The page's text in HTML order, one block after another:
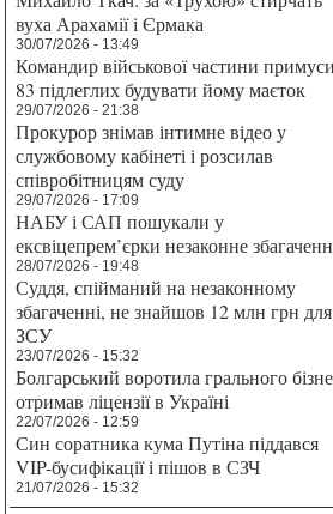
вуха Арахамії і Єрмака
30/07/2026 - 13:49
Командир військової частини
83 підлеглих будувати йому маєток
29/07/2026 - 21:38
Прокурор знімав інтимне відео у
службовому кабінеті і розсилав
співробітницям суду
29/07/2026 - 17:09
НАБУ і САП пошукали у
ексвіцепрем’єрки незаконне
28/07/2026 - 19:48
Суддя, спійманий на незаконному
збагаченні, не знайшов 12 млн грн для
ЗСУ
23/07/2026 - 15:32
Болгарський воротила грального
отримав ліцензії в Україні
22/07/2026 - 12:59
Син соратника кума Путіна піддався
VIP-бусифікації і пішов в СЗЧ
21/07/2026 - 15:32